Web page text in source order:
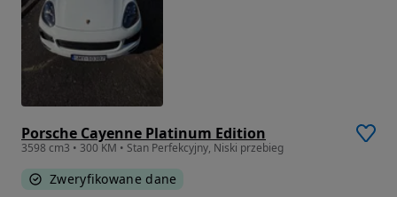
Porsche Cayenne Platinum Edition
3598 cm3 • 300 KM • Stan Perfekcyjny, Niski przebieg
Zweryfikowane dane